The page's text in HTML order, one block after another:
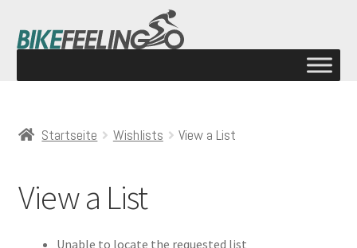
Startseite Wishlists View a List
View a List
Unable to locate the requested list